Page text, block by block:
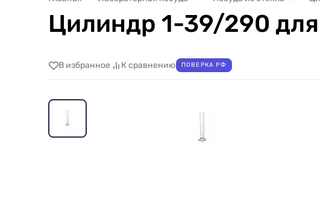
Цилиндр 1-39/290
В избранное К сравнению ПОВЕРКА РФ